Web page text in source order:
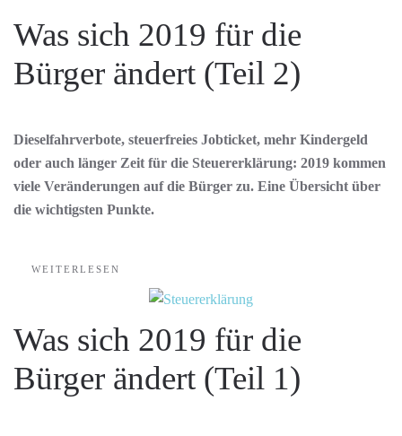
Was sich 2019 für die
Bürger ändert (Teil 2)
Dieselfahrverbote, steuerfreies Jobticket, mehr Kindergeld
oder auch länger Zeit für die Steuererklärung: 2019 kommen
viele Veränderungen auf die Bürger zu. Eine Übersicht über
die wichtigsten Punkte.
WEITERLESEN
Was sich 2019 für die
Bürger ändert (Teil 1)